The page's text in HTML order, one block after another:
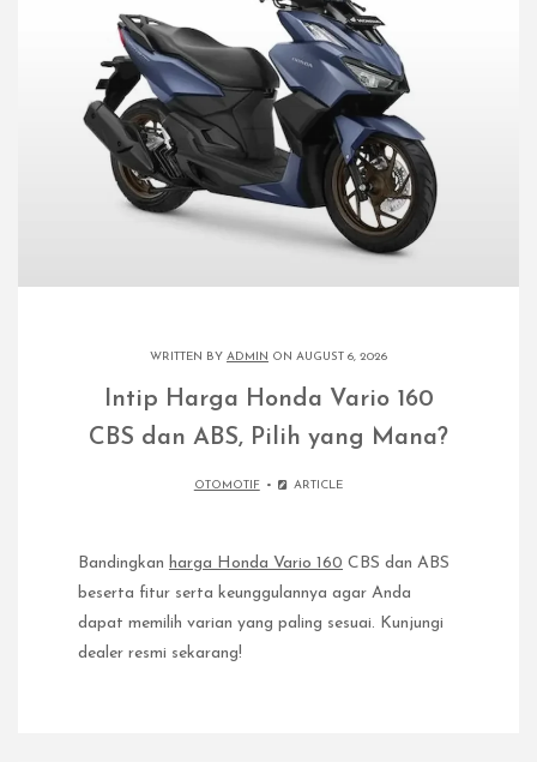
WRITTEN BY ADMIN ON AUGUST 6, 2026
Intip Harga Honda Vario 160
CBS dan ABS, Pilih yang Mana?
OTOMOTIF ARTICLE
Bandingkan harga Honda Vario 160 CBS dan ABS
beserta fitur serta keunggulannya agar Anda
dapat memilih varian yang paling sesuai. Kunjungi
dealer resmi sekarang!